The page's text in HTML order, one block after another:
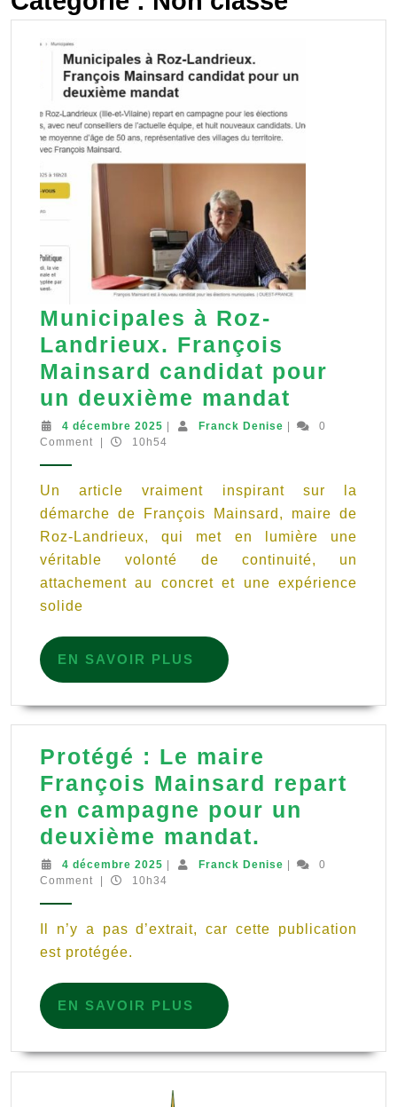
Municipales à Roz-
Landrieux. François
Mainsard candidat pour
un deuxième mandat
à
François
candidat
pour
4 décembre 2025 4
décembre
Franck Denise Franck0
Comment
10h54
Un article vraiment inspirant sur la
démarche de François Mainsard, maire de
Roz-Landrieux, qui met en lumière une
véritable volonté de continuité, un
attachement au concret et une expérience
solide
EN SAVOIR PLUS
EN
SAVOIR
Protégé : Le maire
François Mainsard repart
en campagne pour un
deuxième mandat.
Le
Mainsard
pour
un
4 décembre 2025 4
décembre
Franck Denise Franck0
Comment
10h34
Il n’y a pas d’extrait, car cette publication
est protégée.
EN SAVOIR PLUS
EN
SAVOIR